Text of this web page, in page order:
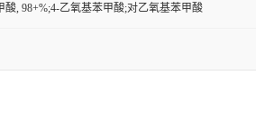
, 98+%;4-乙氧基苯甲酸;对乙氧基苯甲酸